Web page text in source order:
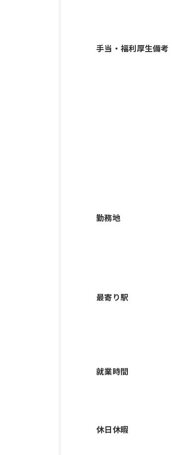
手当・福利厚生備考
勤務地
最寄り駅
就業時間
休日休暇